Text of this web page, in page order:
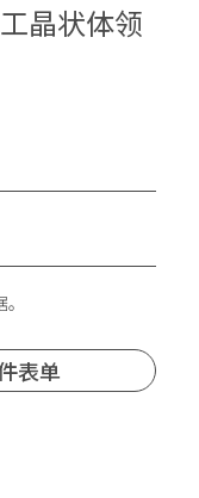
晶状体领